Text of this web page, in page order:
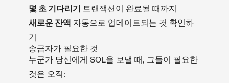
몇 초 기다리기 트랜잭션이 완료될 때까지
새로운 잔액 자동으로 업데이트되는 것 확인하
기
송금자가 필요한 것
누군가 당신에게 SOL을 보낼 때, 그들이 필요한
것은 오직: